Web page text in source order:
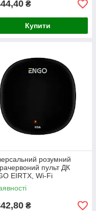
₴
Купити
розумний
пульт ДК
EIRTX, Wi-Fi
₴